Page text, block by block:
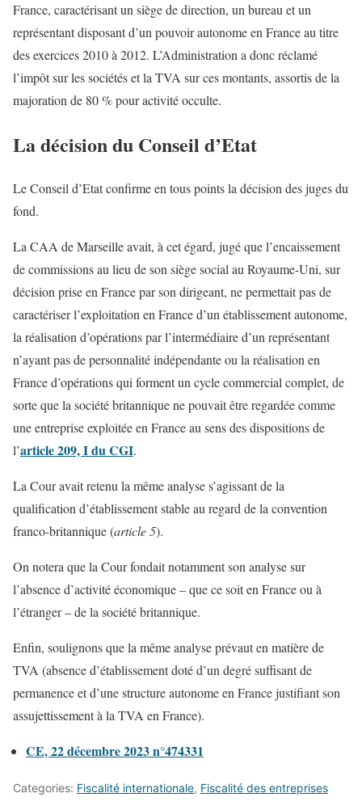
France, caractérisant un siège de direction, un bureau et un
représentant disposant d’un pouvoir autonome en France au titre
des exercices 2010 à 2012. L’Administration a donc réclamé
l’impôt sur les sociétés et la TVA sur ces montants, assortis de la
majoration de 80 % pour activité occulte.
La décision du Conseil d’Etat
Le Conseil d’Etat confirme en tous points la décision des juges du
fond.
La CAA de Marseille avait, à cet égard, jugé que l’encaissement
de commissions au lieu de son siège social au Royaume-Uni, sur
décision prise en France par son dirigeant, ne permettait pas de
caractériser l’exploitation en France d’un établissement autonome,
la réalisation d’opérations par l’intermédiaire d’un représentant
n’ayant pas de personnalité indépendante ou la réalisation en
France d’opérations qui forment un cycle commercial complet, de
sorte que la société britannique ne pouvait être regardée comme
une entreprise exploitée en France au sens des dispositions de
l’article 209, I du CGI.
La Cour avait retenu la même analyse s’agissant de la
qualification d’établissement stable au regard de la convention
franco-britannique (article 5).
On notera que la Cour fondait notamment son analyse sur
l’absence d’activité économique – que ce soit en France ou à
l’étranger – de la société britannique.
Enfin, soulignons que la même analyse prévaut en matière de
TVA (absence d’établissement doté d’un degré suffisant de
permanence et d’une structure autonome en France justifiant son
assujettissement à la TVA en France).
CE, 22 décembre 2023 n°474331
Categories: Fiscalité internationale, Fiscalité des entreprises